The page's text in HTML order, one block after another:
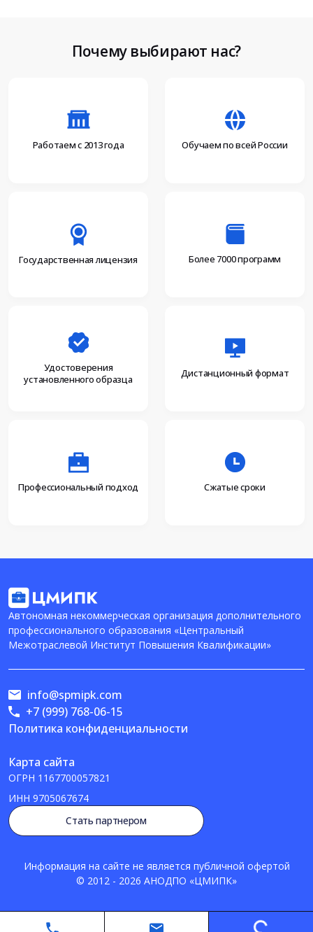
Почему выбирают нас?
Работаем с 2013 года Обучаем по всей России
Государственная лицензия Более 7000 программ
Удостоверения
установленного образца
Дистанционный формат
Профессиональный подход Сжатые сроки
Автономная некоммерческая организация дополнительного
профессионального образования «Центральный
Межотраслевой Институт Повышения Квалификации»
Политика конфиденциальности
Карта сайта
ОГРН 1167700057821
ИНН 9705067674
info@spmipk.com
+7 (999) 768-06-15
Стать партнером
Информация на сайте не является публичной офертой
© 2012 - 2026 АНОДПО «ЦМИПК»